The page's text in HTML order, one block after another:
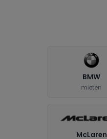
BMW
mieten
McLaren